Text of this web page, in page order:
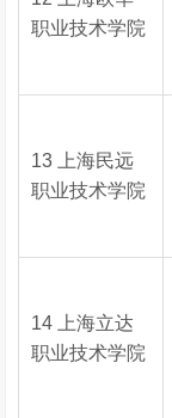
职业技术学院
13 上海民远
职业技术学院
14 上海立达
职业技术学院